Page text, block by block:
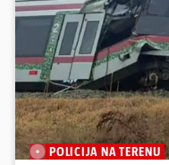
POLICIJA NA TERENU